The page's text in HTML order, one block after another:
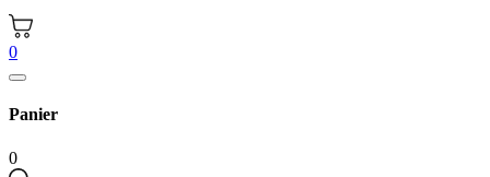
0
Panier
0